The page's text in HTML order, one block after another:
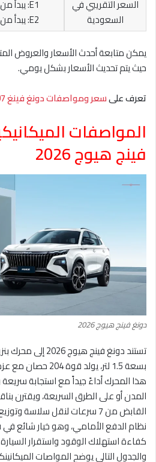
السعر التقريبي في
السعودية
E1: يبدأ من 86,500 ريال سعودي
E2: يبدأ من 91,500 ريال سعودي
يمكن متابعة أحدث الأسعار والعروض
حيث يتم تحديث الأسعار بشكل يومي.
تعرف علىسعر ومواصفات دونغ فينغ 007 2026 في السعودية
المواصفات
فينج هيوج 2026
دونغ فينج هيوج 2026
تستند دونغ فينج
هذا المحرك أداءً جيداً مع استجابة
المدن أو على الطرق السريعة، ويقترن
القابض من 7 سرعات لنقل سلاسة
كفاءة استهلاك الوقود واستقرار
والجدول التالي يوضح المواصات